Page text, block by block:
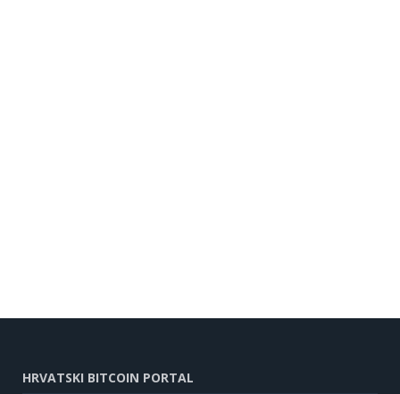
HRVATSKI BITCOIN PORTAL